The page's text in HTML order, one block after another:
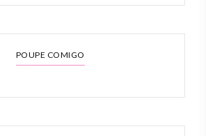
POUPE COMIGO